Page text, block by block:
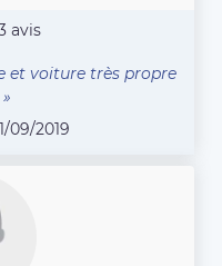
avis
et voiture très propre
09/2019